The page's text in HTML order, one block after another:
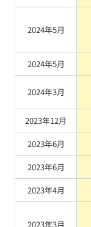
2024年5月
2024年5月
2024年3月
2023年12月
2023年6月
2023年6月
2023年4月
2023年3月